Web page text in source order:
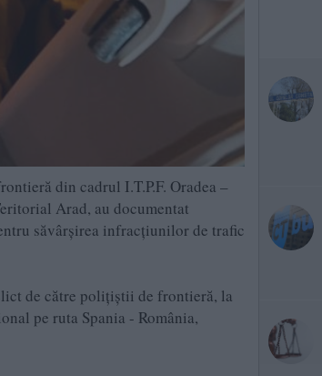
din cadrul I.T.P.F. Oradea –
Arad, au documentat
săvârșirea infracțiunilor de trafic
de către polițiștii de frontieră, la
pe ruta Spania - România,